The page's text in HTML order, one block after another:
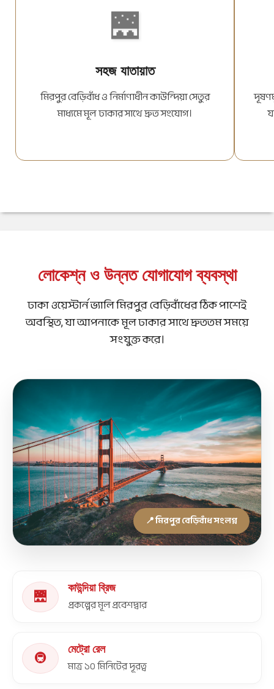
🌉
সহজ যাতায়াত
মিরপুর বেড়িবাঁধ ও নির্মাণাধীন কাউন্দিয়া সেতুর
মাধ্যমে মূল ঢাকার সাথে দ্রুত সংযোগ।
লোকেশ্‌ন ও উন্নত যোগাযোগ ব্যবস্থা
ঢাকা ওয়েস্টার্ন ভ্যালি মিরপুর বেড়িবাঁধের ঠিক পাশেই
অবস্থিত, যা আপনাকে মূল ঢাকার সাথে দ্রুততম সময়ে
সংযুক্ত করে।
🌉 কাউন্দিয়া ব্রিজ
প্রকল্পের মূল প্রবেশদ্বার
🚇 মেট্রো রেল
মাত্র ১০ মিনিটের দূরত্ব
📍 মিরপুর বেড়িবাঁধ সংলগ্ন